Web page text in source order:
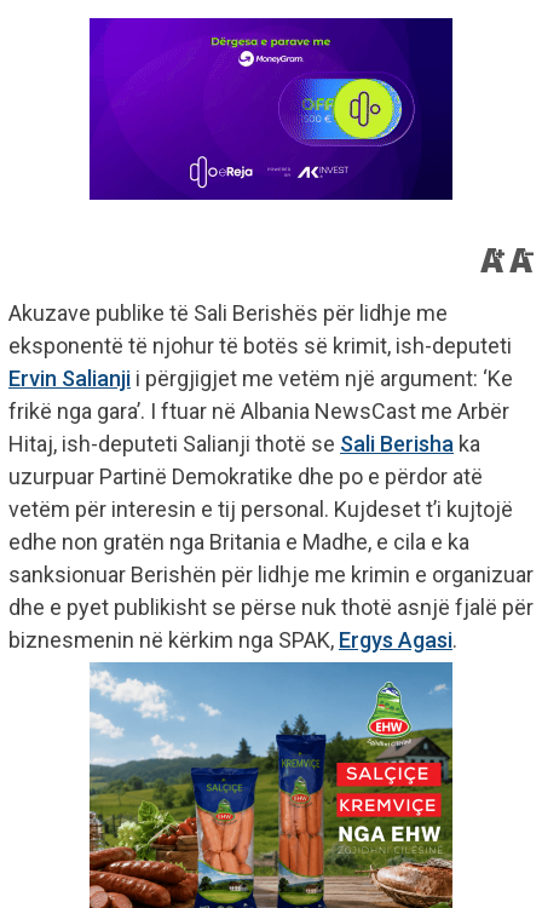
Akuzave publike të Sali Berishës për lidhje me
eksponentë të njohur të botës së krimit, ish-deputeti
Ervin Salianji i përgjigjet me vetëm një argument: ‘Ke
frikë nga gara’. I ftuar në Albania NewsCast me Arbër
Hitaj, ish-deputeti Salianji thotë se Sali Berisha ka
uzurpuar Partinë Demokratike dhe po e përdor atë
vetëm për interesin e tij personal. Kujdeset t’i kujtojë
edhe non gratën nga Britania e Madhe, e cila e ka
sanksionuar Berishën për lidhje me krimin e organizuar
dhe e pyet publikisht se përse nuk thotë asnjë fjalë për
biznesmenin në kërkim nga SPAK, Ergys Agasi.